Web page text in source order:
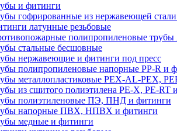
и фитинги
гофрированные из нержавеющей
латунные резьбовые
полипропиленовые
стальные бесшовные
нержавеющие и фитинги под пресс
полипропиленовые напорные PP-R и
металлопластиковые PEX-AL-PEX,
из сшитого полиэтилена PE-X, PE-RT
полиэтиленовые ПЭ, ПНД и фитинги
напорные ПВХ, НПВХ и фитинги
медные и фитинги